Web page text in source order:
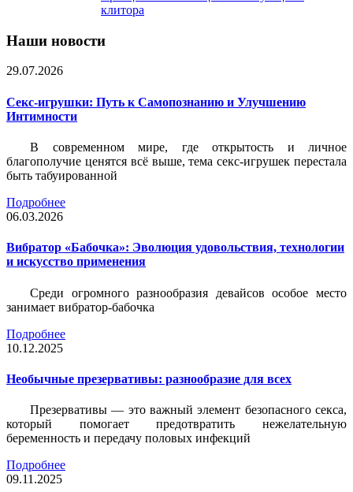
клитора
Наши новости
29.07.2026
Секс-игрушки: Путь к Самопознанию и Улучшению
Интимности
В современном мире, где открытость и личное
благополучие ценятся всё выше, тема секс-игрушек перестала
быть табуированной
Подробнее
06.03.2026
Вибратор «Бабочка»: Эволюция удовольствия, технологии
и искусство применения
Среди огромного разнообразия девайсов особое место
занимает вибратор-бабочка
Подробнее
10.12.2025
Необычные презервативы: разнообразие для всех
Презервативы — это важный элемент безопасного секса,
который помогает предотвратить нежелательную
беременность и передачу половых инфекций
Подробнее
09.11.2025